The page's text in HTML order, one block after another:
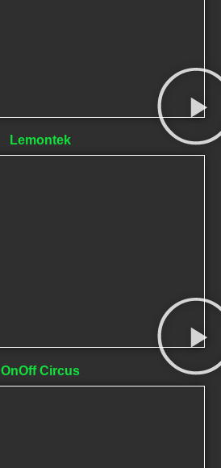
Lemontek
OnOff Circus